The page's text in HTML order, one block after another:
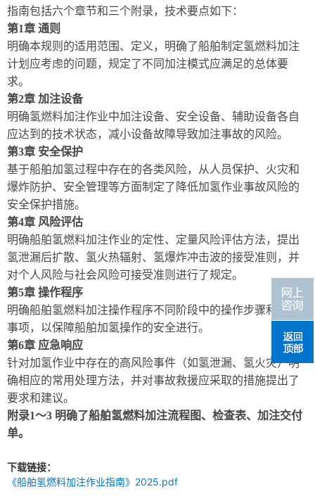
指南包括六个章节和三个附录， 技术要点如下：
第1章 通则
明确本规则的适用范围、定义，明确了船舶制定氢燃料加注
计划应考虑的问题，规定了不同加注模式应满足的总体要
求。
第2章 加注设备
明确氢燃料加注作业中加注设备、安全设备、辅助设备各自
应达到的技术状态，减小设备故障导致加注事故的风险。
第3章 安全保护
基于船舶加氢过程中存在的各类风险，从人员保护、火灾和
爆炸防护、安全管理等方面制定了降低加氢作业事故风险的
安全保护措施。
第4章 风险评估
明确船舶氢燃料加注作业的定性、定量风险评估方法，提出
氢泄漏后扩散、氢火热辐射、氢爆炸冲击波的接受准则，并
对个人风险与社会风险可接受准则进行了规定。
第5章 操作程序
明确船舶氢燃料加注操作程序不同阶段中的操作步骤和注意
事项，以保障船舶加氢操作的安全进行。
第6章 应急响应
针对加氢作业中存在的高风险事件（如氢泄漏、氢火灾）明
确相应的常用处理方法，并对事故救援应采取的措施提出了
要求和建议。
附录1～3 明确了船舶氢燃料加注流程图、检查表、加注交付
单。
下载链接：
《船舶氢燃料加注作业指南》2025.pdf